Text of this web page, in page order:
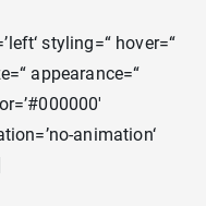
styling=“ hover=“
appearance=“
animation‘